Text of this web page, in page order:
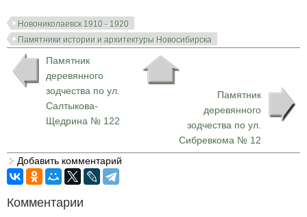
Новониколаевск 1910 - 1920
Памятники истории и архитектуры Новосибирска
Памятник
деревянного
зодчества по ул.
Салтыкова-
Щедрина № 122
Памятник
деревянного
зодчества по ул.
Сибревкома № 12
Добавить комментарий
Комментарии